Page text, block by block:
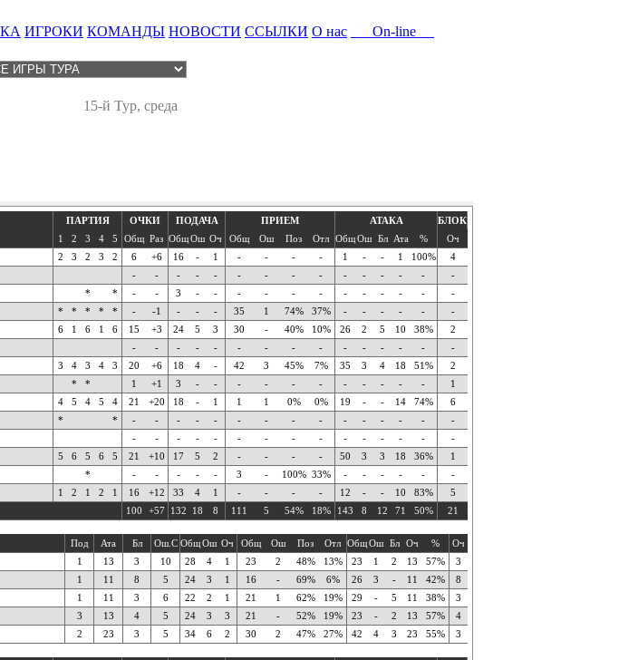
ИГРОКИ КОМАНДЫ НОВОСТИ ССЫЛКИ О нас
On-line
15-й Тур, среда
ПАРТИЯ ОЧКИ ПОДАЧА ПРИЕМ АТАКА
БЛОК
1
2 3 4 5 Общ Раз ОбщОш Оч Общ Ош Поз Отл ОбщОш Бл Ата % Оч
2 3 2 3 2 6 +6 16 - 1 - - - - 1 - - 1 100% 4
- - - - - - - - - - - - - - -
* * - - 3 - - - - - - - - - - - -
* * * * * - -1 - - - 35 1 74% 37% - - - - - -
6 1 6 1 6 15 +3 24 5 3 30 - 40% 10% 26 2 5 10 38% 2
- - - - - - - - - - - - - - -
3 4 3 4 3 20 +6 18 4 - 42 3 45% 7% 35 3 4 18 51% 2
* * 1 +1 3 - - - - - - - - - - - 1
4 5 4 5 4 21 +20 18 - 1 1 1 0% 0% 19 - - 14 74% 6
* * - - - - - - - - - - - - - - -
- - - - - - - - - - - - - - -
5 6 5 6 5 21 +10 17 5 2 - - - - 50 3 3 18 36% 1
* - - - - - 3 - 100% 33% - - - - - -
1 2 1 2 1 16 +12 33 4 1 - - - - 12 - - 10 83% 5
100 +57 132 18 8 111 5 54% 18% 143 8 12 71 50% 21
Под Ата Бл Ош.С ОбщОш Оч Общ Ош Поз Отл ОбщОш Бл Оч % Оч
1 13 3 10 28 4 1 23 2 48% 13% 23 1 2 13 57% 3
1 11 8 5 24 3 1 16 - 69% 6% 26 3 - 11 42% 8
1 11 3 6 22 2 1 21 1 62% 19% 29 - 5 11 38% 3
3 13 4 5 24 3 3 21 - 52% 19% 23 - 2 13 57% 4
2 23 3 5 34 6 2 30 2 47% 27% 42 4 3 23 55% 3